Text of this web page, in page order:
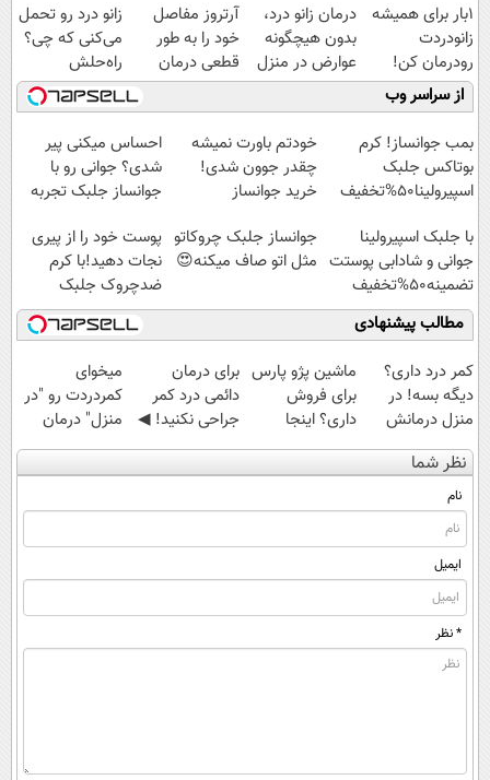
1بار برای همیشه
زانودردت
رودرمان کن!
(تکنولوژی آلمان)
◂پرسشنامه▸
درمان زانو درد،
بدون هیچگونه
عوارض در منزل
(◂پرسش‌نامه)
آرتروز مفاصل
خود را به طور
قطعی درمان
کنید!
◗پرسش‌نامه◖
زانو درد رو تحمل
می‌کنی که چی؟
راه‌حلش
همین‌جاست!
از سراسر وب
بمب جوانساز! کرم
بوتاکس جلبک
اسپیرولینا50%تخفیف
خودتم باورت نمیشه
چقدر جوون شدی!
خرید جوانساز
ویژه
احساس میکنی پیر
شدی؟ جوانی رو با
جوانساز جلبک تجربه
با جلبک اسپیرولینا
جوانی و شادابی پوستت
تضمینه50%تخفیف
جوانساز جلبک چروکاتو
مثل اتو صاف میکنه😍
پوست خود را از پیری
نجات دهید!با کرم
ضدچروک جلبک
مطالب پیشنهادی
کمر درد داری؟
دیگه بسه! در
منزل درمانش
کن
(◀پرسش‌نامه)
ماشین پژو پارس
برای فروش
داری؟ اینجا
سریع بفروشش
برای درمان
دائمی درد کمر
جراحی نکنید! ◀
پرسش‌نامه رو پر
کن ▶
میخوای
کمردردت رو "در
منزل" درمان
کنی؟ (◂فیلم +
◂پرسش‌نامه)
نظر شما
نام
ایمیل
* نظر